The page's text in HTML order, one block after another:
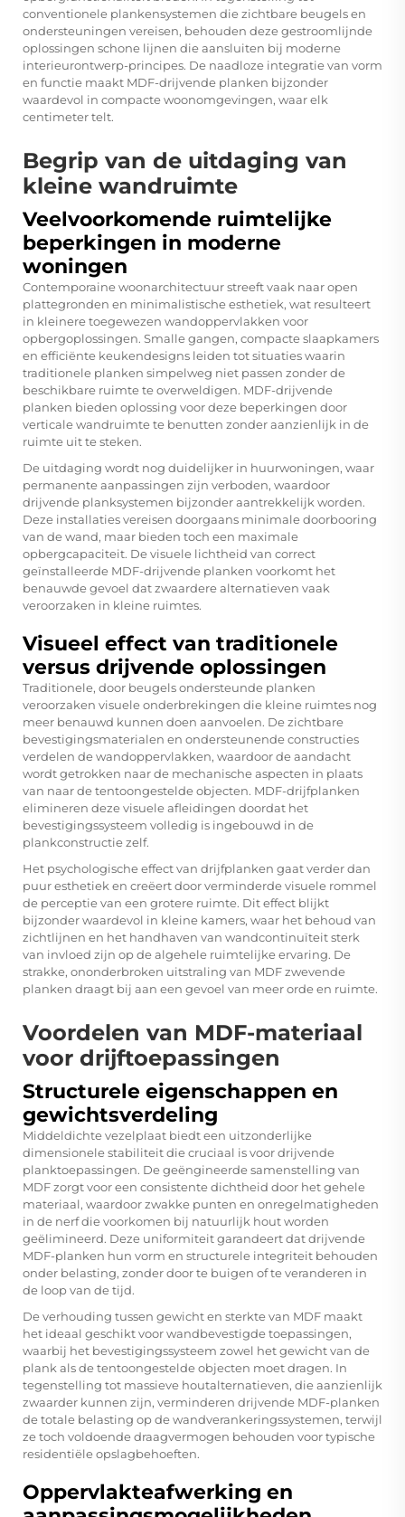
conventionele plankensystemen die zichtbare beugels en
ondersteuningen vereisen, behouden deze gestroomlijnde
oplossingen schone lijnen die aansluiten bij moderne
interieurontwerp-principes. De naadloze integratie van vorm
en functie maakt MDF-drijvende planken bijzonder
waardevol in compacte woonomgevingen, waar elk
centimeter telt.
Begrip van de uitdaging van
kleine wandruimte
Veelvoorkomende ruimtelijke
beperkingen in moderne
woningen
Contemporaine woonarchitectuur streeft vaak naar open
plattegronden en minimalistische esthetiek, wat resulteert
in kleinere toegewezen wandoppervlakken voor
opbergoplossingen. Smalle gangen, compacte slaapkamers
en efficiënte keukendesigns leiden tot situaties waarin
traditionele planken simpelweg niet passen zonder de
beschikbare ruimte te overweldigen. MDF-drijvende
planken bieden oplossing voor deze beperkingen door
verticale wandruimte te benutten zonder aanzienlijk in de
ruimte uit te steken.
De uitdaging wordt nog duidelijker in huurwoningen, waar
permanente aanpassingen zijn verboden, waardoor
drijvende planksystemen bijzonder aantrekkelijk worden.
Deze installaties vereisen doorgaans minimale doorbooring
van de wand, maar bieden toch een maximale
opbergcapaciteit. De visuele lichtheid van correct
geïnstalleerde MDF-drijvende planken voorkomt het
benauwde gevoel dat zwaardere alternatieven vaak
veroorzaken in kleine ruimtes.
Visueel effect van traditionele
versus drijvende oplossingen
Traditionele, door beugels ondersteunde planken
veroorzaken visuele onderbrekingen die kleine ruimtes nog
meer benauwd kunnen doen aanvoelen. De zichtbare
bevestigingsmaterialen en ondersteunende constructies
verdelen de wandoppervlakken, waardoor de aandacht
wordt getrokken naar de mechanische aspecten in plaats
van naar de tentoongestelde objecten. MDF-drijfplanken
elimineren deze visuele afleidingen doordat het
bevestigingssysteem volledig is ingebouwd in de
plankconstructie zelf.
Het psychologische effect van drijfplanken gaat verder dan
puur esthetiek en creëert door verminderde visuele rommel
de perceptie van een grotere ruimte. Dit effect blijkt
bijzonder waardevol in kleine kamers, waar het behoud van
zichtlijnen en het handhaven van wandcontinuïteit sterk
van invloed zijn op de algehele ruimtelijke ervaring. De
strakke, ononderbroken uitstraling van MDF zwevende
planken draagt bij aan een gevoel van meer orde en ruimte.
Voordelen van MDF-materiaal
voor drijftoepassingen
Structurele eigenschappen en
gewichtsverdeling
Middeldichte vezelplaat biedt een uitzonderlijke
dimensionele stabiliteit die cruciaal is voor drijvende
planktoepassingen. De geëngineerde samenstelling van
MDF zorgt voor een consistente dichtheid door het gehele
materiaal, waardoor zwakke punten en onregelmatigheden
in de nerf die voorkomen bij natuurlijk hout worden
geëlimineerd. Deze uniformiteit garandeert dat drijvende
MDF-planken hun vorm en structurele integriteit behouden
onder belasting, zonder door te buigen of te veranderen in
de loop van de tijd.
De verhouding tussen gewicht en sterkte van MDF maakt
het ideaal geschikt voor wandbevestigde toepassingen,
waarbij het bevestigingssysteem zowel het gewicht van de
plank als de tentoongestelde objecten moet dragen. In
tegenstelling tot massieve houtalternatieven, die aanzienlijk
zwaarder kunnen zijn, verminderen drijvende MDF-planken
de totale belasting op de wandverankeringssystemen, terwijl
ze toch voldoende draagvermogen behouden voor typische
residentiële opslagbehoeften.
Oppervlakteafwerking en